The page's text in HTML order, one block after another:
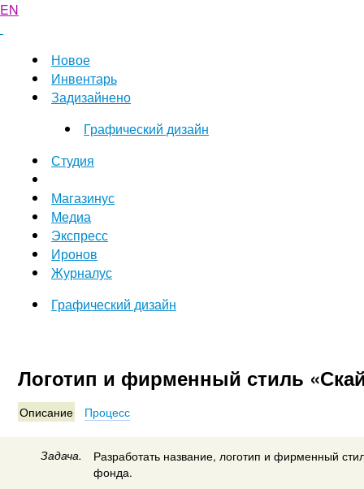
EN
Новое
Инвентарь
Задизайнено
Графический дизайн
Студия
Магазинус
Медиа
Экспресс
Иронов
Журналус
Графический дизайн
Логотип и фирменный стиль
Описание Процесс
Задача.
Разработать название, логотип и фирменный
фонда.